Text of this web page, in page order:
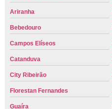
Ariranha
Bebedouro
Campos Elíseos
Catanduva
City Ribeirão
Florestan Fernandes
Guaíra